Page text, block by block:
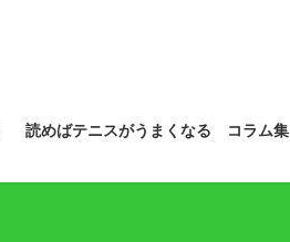
読めばテニスがうまくなる コラム集